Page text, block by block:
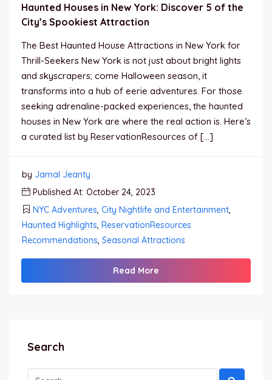
Haunted Houses in New York: Discover 5 of the
City’s Spookiest Attraction
The Best Haunted House Attractions in New York for
Thrill-Seekers New York is not just about bright lights
and skyscrapers; come Halloween season, it
transforms into a hub of eerie adventures. For those
seeking adrenaline-packed experiences, the haunted
houses in New York are where the real action is. Here’s
a curated list by ReservationResources of […]
by Jamal Jeanty
Published At: October 24, 2023
NYC Adventures, City Nightlife and Entertainment,
Haunted Highlights, ReservationResources
Recommendations, Seasonal Attractions
Read More
Search